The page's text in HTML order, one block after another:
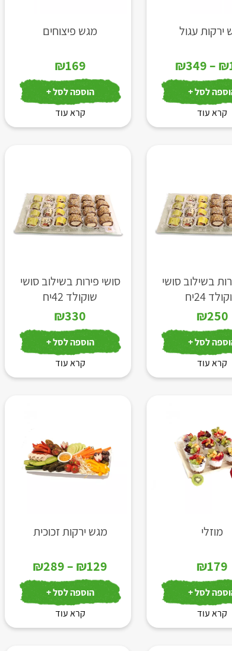
ירקות עגול
₪
–
₪349
מחירים:
⁦₪349⁩
לסל +
קרא עוד
מגש פיצוחים
₪169
הוספה לסל +
קרא עוד
בשילוב סושי
24יח
₪250
לסל +
קרא עוד
סושי פירות בשילוב סושי
שוקולד 42יח
₪330
הוספה לסל +
קרא עוד
מוזלי
₪179
לסל +
קרא עוד
מגש ירקות זכוכית
₪129
–
₪289
טווח
מחירים:
⁦₪289⁩
הוספה לסל +
קרא עוד